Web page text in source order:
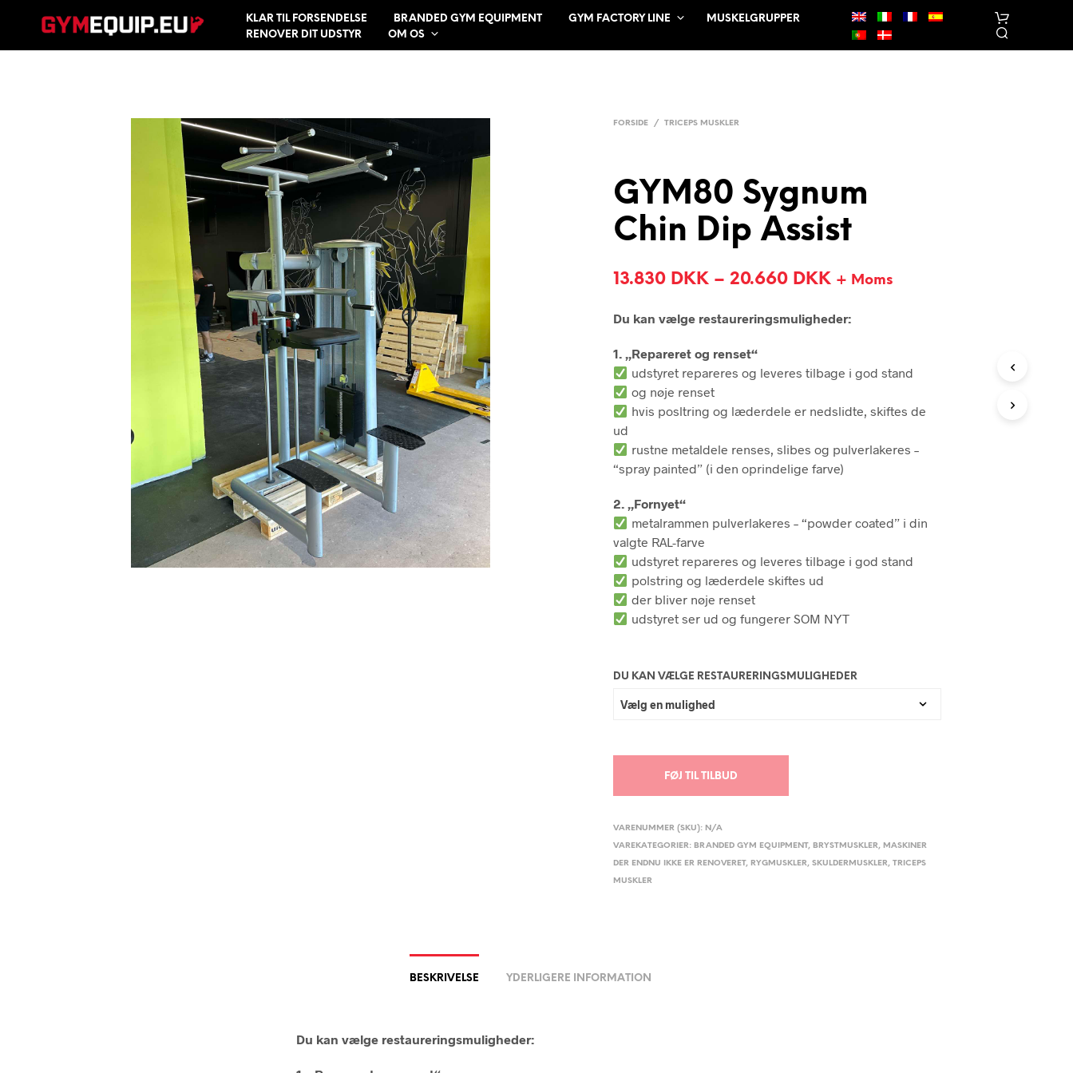
KLAR TIL FORSENDELSE BRANDED GYM EQUIPMENT GYM FACTORY LINE
MUSKELGRUPPER
RENOVER DIT UDSTYR
OM OS
FORSIDE / TRICEPS MUSKLER
GYM80 Sygnum
Chin Dip Assist
13.830 DKK – 20.660 DKK + Moms
Du kan vælge restaureringsmuligheder:
1. „Repareret og renset“
udstyret repareres og leveres tilbage i god stand
og nøje renset
hvis posltring og læderdele er nedslidte, skiftes de
ud
rustne metaldele renses, slibes og pulverlakeres –
“spray painted” (i den oprindelige farve)
2. „Fornyet“
metalrammen pulverlakeres – “powder coated” i din
valgte RAL-farve
udstyret repareres og leveres tilbage i god stand
polstring og læderdele skiftes ud
der bliver nøje renset
udstyret ser ud og fungerer SOM NYT
DU KAN VÆLGE RESTAURERINGSMULIGHEDER
FØJ TIL TILBUD
VARENUMMER (SKU): N/A
VAREKATEGORIER: BRANDED GYM EQUIPMENT, BRYSTMUSKLER, MASKINER
DER ENDNU IKKE ER RENOVERET, RYGMUSKLER,SKULDERMUSKLER,TRICEPS
MUSKLER
BESKRIVELSE YDERLIGERE INFORMATION
Du kan vælge restaureringsmuligheder: